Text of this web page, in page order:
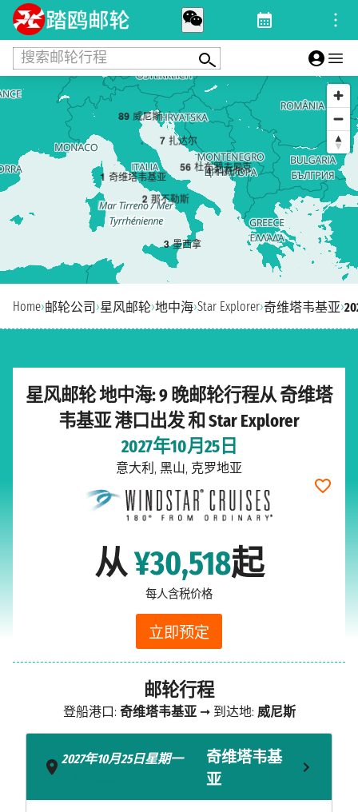
搜索邮轮行程
1 奇维塔韦基亚
2 那不勒斯
3 墨西拿
4 科托尔
56 杜布罗夫尼克
7 扎达尔
89 威尼斯
Home›邮轮公司 ›星风邮轮›地中海›Star Explorer›奇维塔韦基亚›
星风邮轮 地中海: 9 晚邮轮行程从 奇维塔
韦基亚 港口出发 和 Star Explorer
2027年10月25日
意大利, 黑山, 克罗地亚
从¥30,518起
每人含税价格
立即预定
邮轮行程
登船港口: 奇维塔韦基亚➞ 到达地: 威尼斯
2027年10月25日星期一
奇维塔韦基
亚